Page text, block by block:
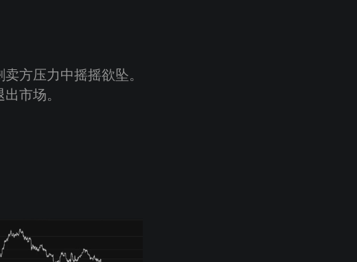
方压力中摇摇欲坠。
市场。